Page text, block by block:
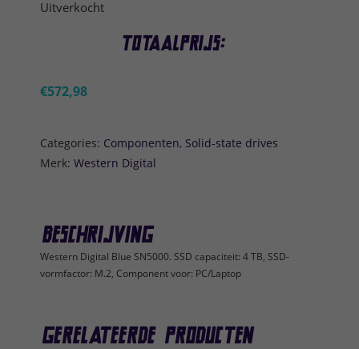
Uitverkocht
Totaalprijs:
€572,98
Categories: Componenten, Solid-state drives
Merk: Western Digital
Beschrijving
Western Digital Blue SN5000. SSD capaciteit: 4 TB, SSD-
vormfactor: M.2, Component voor: PC/Laptop
Gerelateerde producten